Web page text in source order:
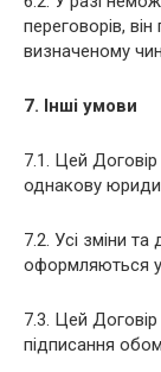
переговорів,
визначеному
7. Інші умови
7.1. Цей
однакову
7.2. Усі зміни
оформляються
7.3. Цей
підписання